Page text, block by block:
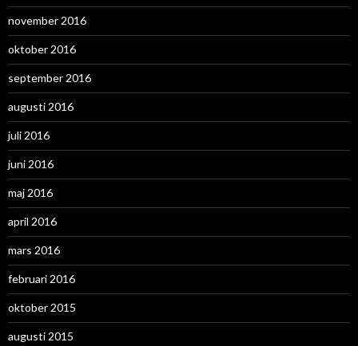
november 2016
oktober 2016
september 2016
augusti 2016
juli 2016
juni 2016
maj 2016
april 2016
mars 2016
februari 2016
oktober 2015
augusti 2015